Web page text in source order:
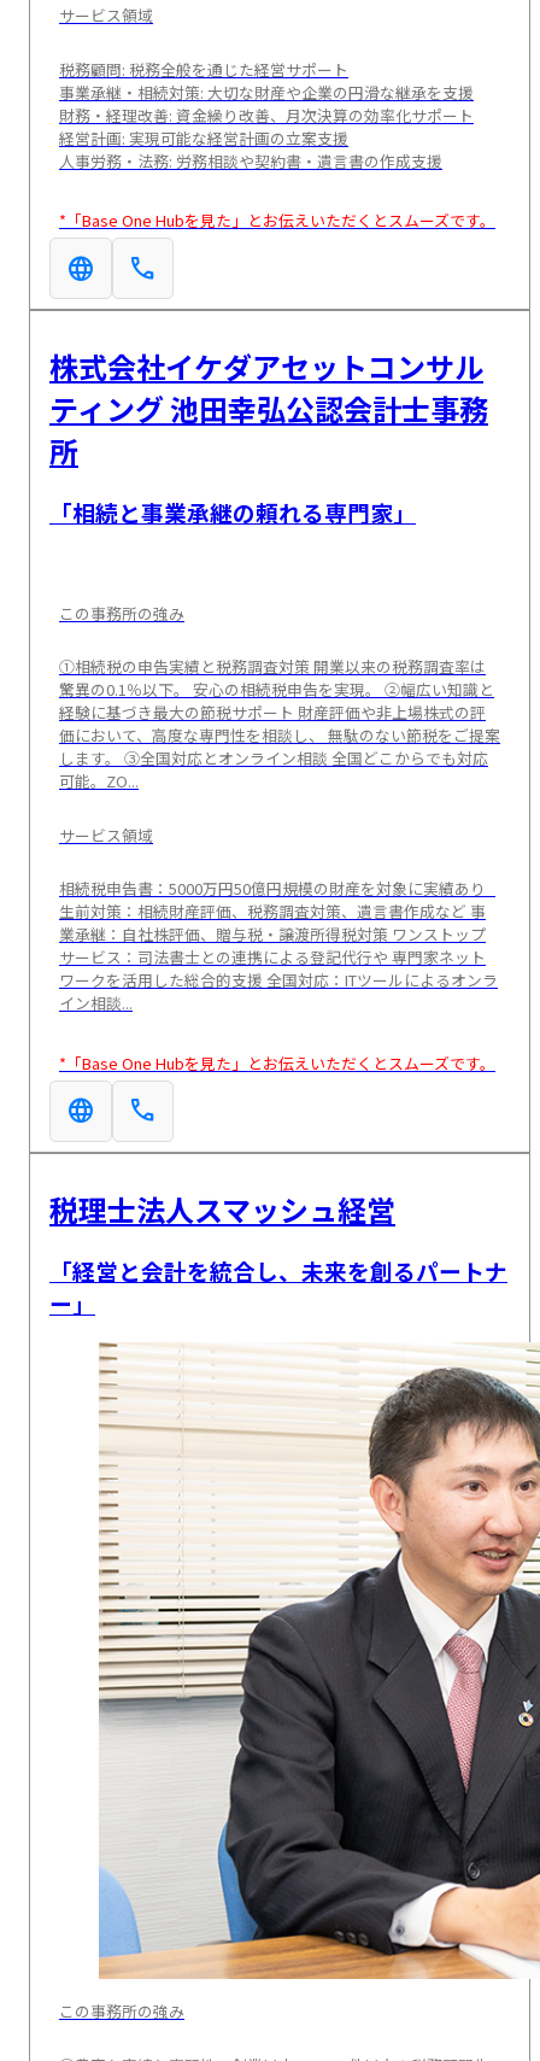
サービス領域
税務顧問: 税務全般を通じた経営サポート
事業承継・相続対策: 大切な財産や企業の円滑な継承を支援
財務・経理改善: 資金繰り改善、月次決算の効率化サポート
経営計画: 実現可能な経営計画の立案支援
人事労務・法務: 労務相談や契約書・遺言書の作成支援
*「Base One Hubを見た」とお伝えいただくとスムーズです。
language call
株式会社イケダアセットコンサル
ティング 池田幸弘公認会計士事務
所
「相続と事業承継の頼れる専門家」
この事務所の強み
①相続税の申告実績と税務調査対策 開業以来の税務調査率は
驚異の0.1％以下。 安心の相続税申告を実現。 ②幅広い知識と
経験に基づき最大の節税サポート 財産評価や非上場株式の評
価において、高度な専門性を相談し、 無駄のない節税をご提案
します。 ③全国対応とオンライン相談 全国どこからでも対応
可能。ZO...
サービス領域
相続税申告書：5000万円50億円規模の財産を対象に実績あり
生前対策：相続財産評価、税務調査対策、遺言書作成など 事
業承継：自社株評価、贈与税・譲渡所得税対策 ワンストップ
サービス：司法書士との連携による登記代行や 専門家ネット
ワークを活用した総合的支援 全国対応：ITツールによるオンラ
イン相談...
*「Base One Hubを見た」とお伝えいただくとスムーズです。
language call
税理士法人スマッシュ経営
「経営と会計を統合し、未来を創るパートナ
ー」
この事務所の強み